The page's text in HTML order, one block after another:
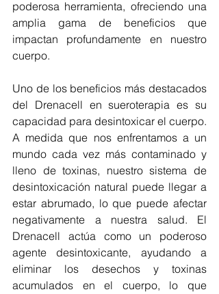
poderosa herramienta, ofreciendo una
amplia gama de beneficios que
impactan profundamente en nuestro
cuerpo.
Uno de los beneficios más destacados
del Drenacell en sueroterapia es su
capacidad para desintoxicar el cuerpo.
A medida que nos enfrentamos a un
mundo cada vez más contaminado y
lleno de toxinas, nuestro sistema de
desintoxicación natural puede llegar a
estar abrumado, lo que puede afectar
negativamente a nuestra salud. El
Drenacell actúa como un poderoso
agente desintoxicante, ayudando a
eliminar los desechos y toxinas
acumulados en el cuerpo, lo que